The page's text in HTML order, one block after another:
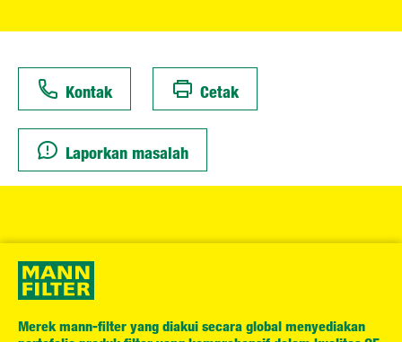
Kontak Cetak
Laporkan masalah
Merek mann-filter yang diakui secara global menyediakan